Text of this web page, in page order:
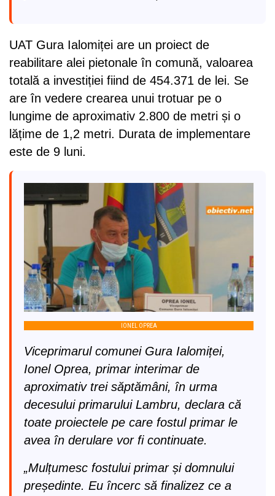
UAT Gura Ialomiței are un proiect de
reabilitare alei pietonale în comună, valoarea
totală a investiției fiind de 454.371 de lei. Se
are în vedere crearea unui trotuar pe o
lungime de aproximativ 2.800 de metri și o
lățime de 1,2 metri. Durata de implementare
este de 9 luni.
IONEL OPREA
Viceprimarul comunei Gura Ialomiței,
Ionel Oprea, primar interimar de
aproximativ trei săptămâni, în urma
decesului primarului Lambru, declara că
toate proiectele pe care fostul primar le
avea în derulare vor fi continuate.
„Mulțumesc fostului primar și domnului
președinte. Eu încerc să finalizez ce a